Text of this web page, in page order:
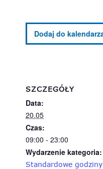
SZCZEGÓŁY
Data:
20.05
Czas:
09:00 - 23:00
Wydarzenie kategoria:
Standardowe